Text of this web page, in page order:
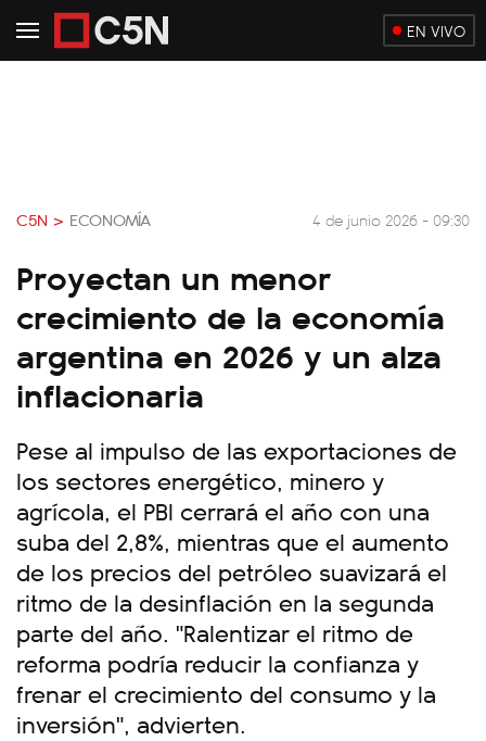
EN VIVO
C5N > ECONOMÍA 4 de junio 2026 - 09:30
Proyectan un menor
crecimiento de la economía
argentina en 2026 y un alza
inflacionaria
Pese al impulso de las exportaciones de
los sectores energético, minero y
agrícola, el PBI cerrará el año con una
suba del 2,8%, mientras que el aumento
de los precios del petróleo suavizará el
ritmo de la desinflación en la segunda
parte del año. "Ralentizar el ritmo de
reforma podría reducir la confianza y
frenar el crecimiento del consumo y la
inversión", advierten.